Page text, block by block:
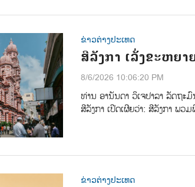
ຂ່າວຕ່າງປະເທດ
ສີລັງກາ ເລັ່ງຂະຫຍ
8/6/2026 10:06:20 PM
ທ່ານ ອານັນດາ ວິເຈປາລາ ລັດຖະ
ສີລັງກາ ເປີດເຜີຍວ່າ: ສີລັງກາ ພ
ຂ່າວຕ່າງປະເທດ